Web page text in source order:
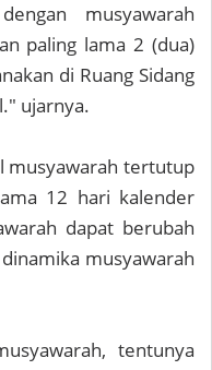
musyawarah
paling lama 2 (dua)
di Ruang Sidang
ujarnya.
musyawarah tertutup
12 hari kalender
dapat berubah
musyawarah
tentunya